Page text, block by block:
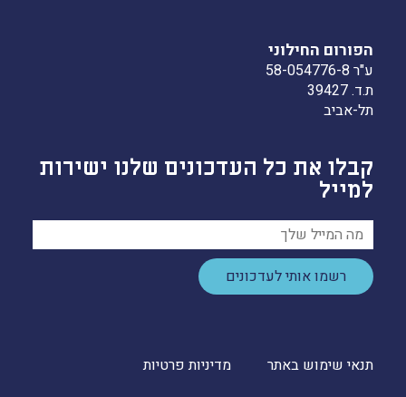
קבלו את כל העדכונים שלנו ישירות
למייל
רשמו אותי לעדכונים
הפורום החילוני
ע"ר 58-054776-8
ת.ד. 39427
תל-אביב
תנאי שימוש באתר מדיניות פרטיות